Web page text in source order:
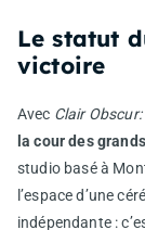
Le statut
victoire
Avec Clair
la cour des grands
studio basé à
l’espace d’une
indépendante :